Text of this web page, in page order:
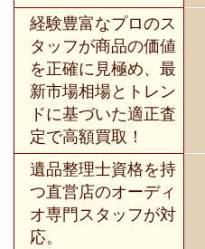
経験豊富なプロのス
タッフが商品の価値
を正確に見極め、最
新市場相場とトレン
ドに基づいた適正査
定で高額買取！
遺品整理士資格を持
つ直営店のオーディ
オ専門スタッフが対
応。